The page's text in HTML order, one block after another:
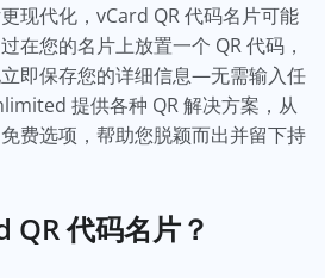
现代化，vCard QR 代码名片可能
在您的名片上放置一个 QR 代码，
即保存您的详细信息—无需输入任
提供各种 QR 解决方案，从
费选项，帮助您脱颖而出并留下持
QR 代码名片？